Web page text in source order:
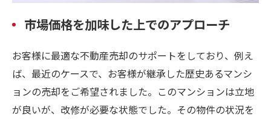
市場価格を加味した上でのアプローチ
お客様に最適な不動産売却のサポートをしており、例え
ば、最近のケースで、お客様が継承した歴史あるマンシ
ョンの売却をご希望されました。このマンションは立地
が良いが、改修が必要な状態でした。その物件の状況を